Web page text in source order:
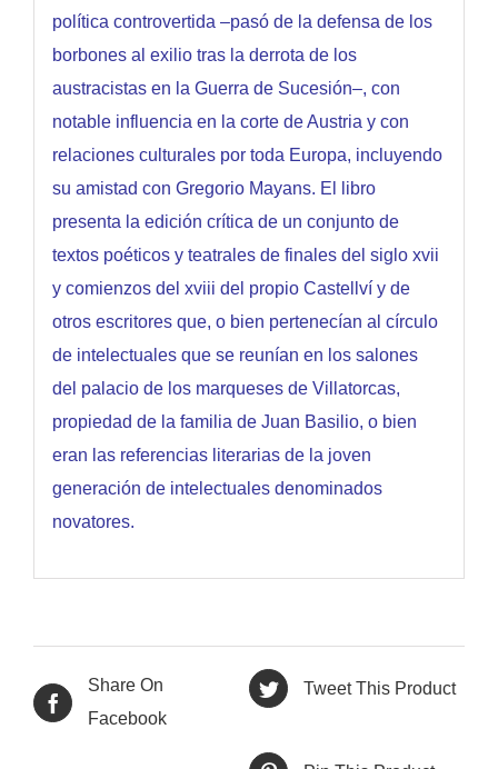
política controvertida –pasó de la defensa de los
borbones al exilio tras la derrota de los
austracistas en la Guerra de Sucesión–, con
notable influencia en la corte de Austria y con
relaciones culturales por toda Europa, incluyendo
su amistad con Gregorio Mayans. El libro
presenta la edición crítica de un conjunto de
textos poéticos y teatrales de finales del siglo xvii
y comienzos del xviii del propio Castellví y de
otros escritores que, o bien pertenecían al círculo
de intelectuales que se reunían en los salones
del palacio de los marqueses de Villatorcas,
propiedad de la familia de Juan Basilio, o bien
eran las referencias literarias de la joven
generación de intelectuales denominados
novatores.
Share On
Facebook
Tweet This Product